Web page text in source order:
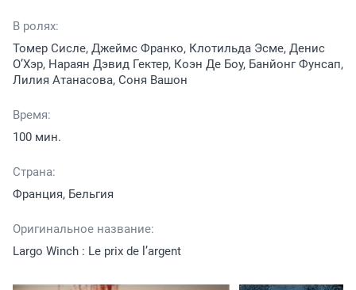
В ролях:
Томер Сисле, Джеймс Франко, Клотильда Эсме, Денис
О’Хэр, Нараян Дэвид Гектер, Коэн Де Боу, Банйонг Фунсап,
Лилия Атанасова, Соня Вашон
Время:
100 мин.
Страна:
Франция, Бельгия
Оригинальное название:
Largo Winch : Le prix de l’argent